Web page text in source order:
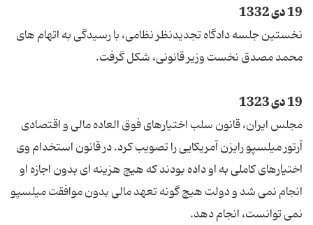
19 دی 1332
نخستین جلسه دادگاه تجدیدنظر نظامی، با رسیدگی به اتهام های
محمد مصدق نخست وزیر قانونی، شکل گرفت.
19 دی 1323
مجلس ایران، قانون سلب اختیارهای فوق العاده مالی و اقتصادی
آرتور میلسپو رایزن آمریکایی را تصویب کرد. در قانون استخدام وی
اختیارهای کاملی به او داده بودند که هیچ هزینه ای بدون اجازه او
انجام نمی شد و دولت هیچ گونه تعهد مالی بدون موافقت میلسپو
نمی توانست، انجام دهد.